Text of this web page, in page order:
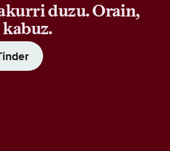
duzu. Orain,